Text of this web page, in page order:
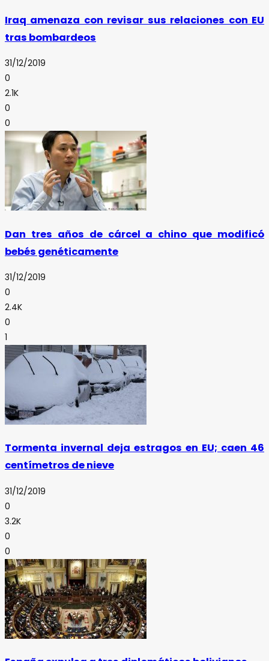
Iraq amenaza con revisar sus relaciones con EU
tras bombardeos
31/12/2019
0
2.1K
0
0
Dan tres años de cárcel a chino que modificó
bebés genéticamente
31/12/2019
0
2.4K
0
1
Tormenta invernal deja estragos en EU; caen 46
centímetros de nieve
31/12/2019
0
3.2K
0
0